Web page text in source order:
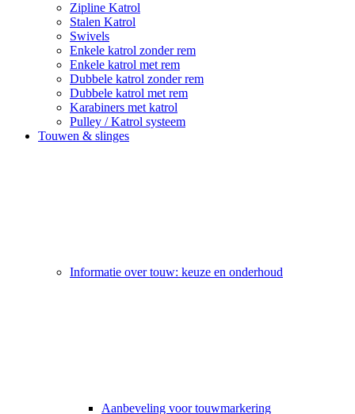
Zipline Katrol
Stalen Katrol
Swivels
Enkele katrol zonder rem
Enkele katrol met rem
Dubbele katrol zonder rem
Dubbele katrol met rem
Karabiners met katrol
Pulley / Katrol systeem
Touwen & slinges
Informatie over touw: keuze en onderhoud
Aanbeveling voor touwmarkering